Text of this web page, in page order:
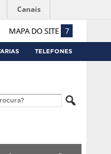
MAPA DO SITE 7
Canais
TELEFONES